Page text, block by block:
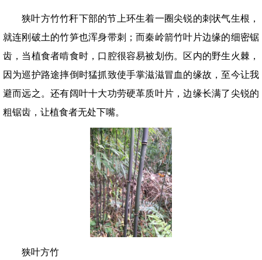
狭叶方竹竹秆下部的节上环生着一圈尖锐的刺状气生根，
就连刚破土的竹笋也浑身带刺；而秦岭箭竹叶片边缘的细密锯
齿，当植食者啃食时，口腔很容易被划伤。区内的野生火棘，
因为巡护路途摔倒时猛抓致使手掌滋滋冒血的缘故，至今让我
避而远之。还有阔叶十大功劳硬革质叶片，边缘长满了尖锐的
粗锯齿，让植食者无处下嘴。
狭叶方竹